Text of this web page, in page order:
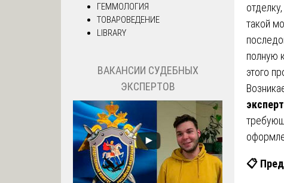
такой
полную
этого
📋
ГЕММОЛОГИЯ
ТОВАРОВЕДЕНИЕ
LIBRARY
ВАКАНСИИ СУДЕБНЫХ
ЭКСПЕРТОВ